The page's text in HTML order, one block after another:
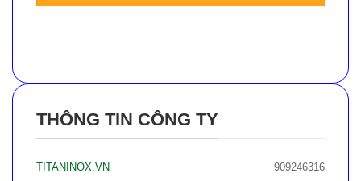
THÔNG TIN CÔNG TY
TITANINOX.VN
909246316